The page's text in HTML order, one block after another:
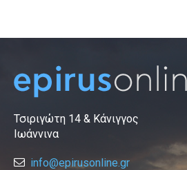
Τσιριγώτη 14 & Κάνιγγος
Ιωάννινα
info@epirusonline.gr